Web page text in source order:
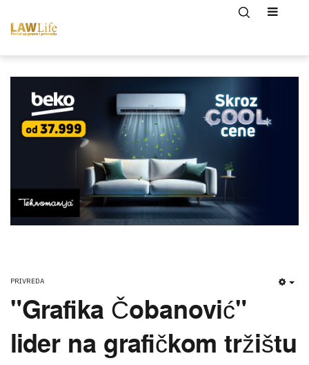
PRIVREDA
"Grafika Čobanović"
lider na grafičkom tržištu